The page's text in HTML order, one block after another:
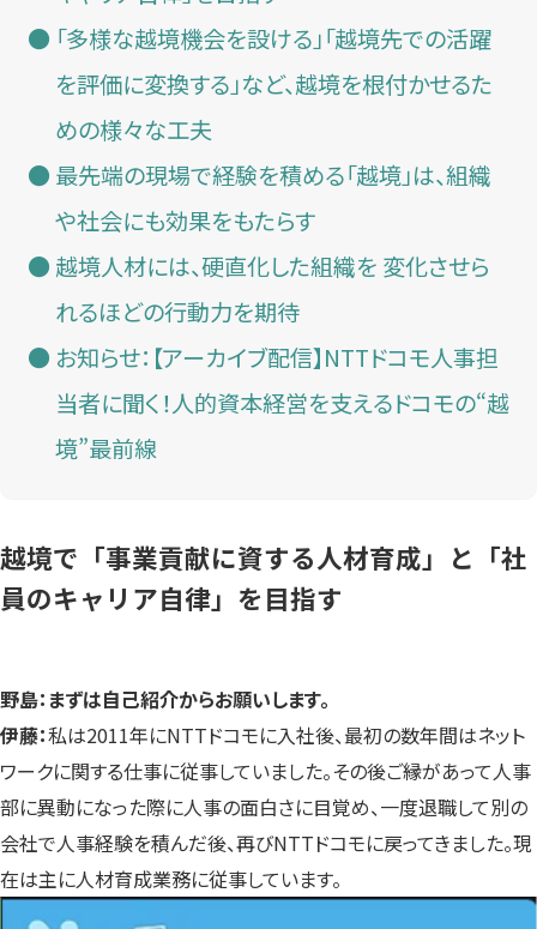
「多様な越境機会を設ける」「越境先での活躍
を評価に変換する」など、越境を根付かせるた
めの様々な工夫
最先端の現場で経験を積める「越境」は、組織
や社会にも効果をもたらす
越境人材には、硬直化した組織を 変化させら
れるほどの行動力を期待
お知らせ：【アーカイブ配信】NTTドコモ人事担
当者に聞く！人的資本経営を支えるドコモの“越
境”最前線
越境で「事業貢献に資する人材育成」と「社
員のキャリア自律」を目指す
野島：まずは自己紹介からお願いします。
伊藤：私は2011年にNTTドコモに入社後、最初の数年間はネット
ワークに関する仕事に従事していました。その後ご縁があって人事
部に異動になった際に人事の面白さに目覚め、一度退職して別の
会社で人事経験を積んだ後、再びNTTドコモに戻ってきました。現
在は主に人材育成業務に従事しています。